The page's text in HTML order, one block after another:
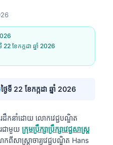
ទី 22 ខែកក្កដា ឆ្នាំ 2026
ថ្ងៃទី 22 ខែកក្កដា ឆ្នាំ 2026
រដឹកនាំដោយ លោកវេជ្ជបណ្ឌិត
ាមួយ ក្រុមប្រឹក្សាប្រឹក្សាវេជ្ជសាស្ត្រ
ពីសាស្ត្រាចារ្យវេជ្ជបណ្ឌិត Hans